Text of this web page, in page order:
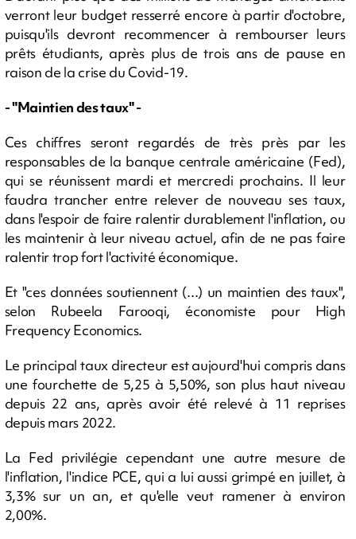
verront leur budget resserré encore à partir d'octobre,
puisqu'ils devront recommencer à rembourser leurs
prêts étudiants, après plus de trois ans de pause en
raison de la crise du Covid-19.
- "Maintien des taux" -
Ces chiffres seront regardés de très près par les
responsables de la banque centrale américaine (Fed),
qui se réunissent mardi et mercredi prochains. Il leur
faudra trancher entre relever de nouveau ses taux,
dans l'espoir de faire ralentir durablement l'inflation, ou
les maintenir à leur niveau actuel, afin de ne pas faire
ralentir trop fort l'activité économique.
Et "ces données soutiennent (...) un maintien des taux",
selon Rubeela Farooqi, économiste pour High
Frequency Economics.
Le principal taux directeur est aujourd'hui compris dans
une fourchette de 5,25 à 5,50%, son plus haut niveau
depuis 22 ans, après avoir été relevé à 11 reprises
depuis mars 2022.
La Fed privilégie cependant une autre mesure de
l'inflation, l'indice PCE, qui a lui aussi grimpé en juillet, à
3,3% sur un an, et qu'elle veut ramener à environ
2,00%.